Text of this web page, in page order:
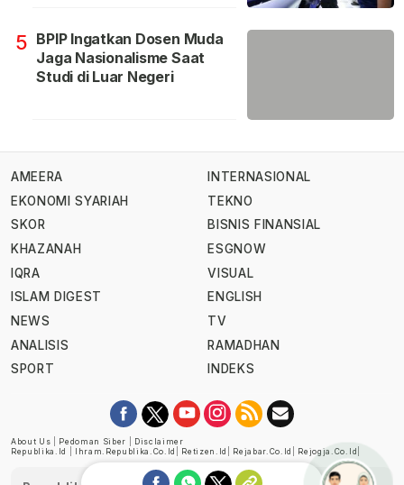
5 BPIP Ingatkan Dosen Muda
Jaga Nasionalisme Saat
Studi di Luar Negeri
AMEERA
EKONOMI SYARIAH
SKOR
KHAZANAH
IQRA
ISLAM DIGEST
NEWS
ANALISIS
SPORT
INTERNASIONAL
TEKNO
BISNIS FINANSIAL
ESGNOW
VISUAL
ENGLISH
TV
RAMADHAN
INDEKS
About Us Pedoman Siber
Disclaimer
Republika.id
Ihram.republika.co.id Retizen.id Rejabar.co.id Rejogja.co.id